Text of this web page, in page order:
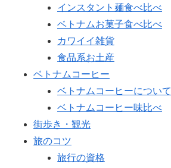
インスタント麺食べ比べ
ベトナムお菓子食べ比べ
カワイイ雑貨
食品系お土産
ベトナムコーヒー
ベトナムコーヒーについて
ベトナムコーヒー味比べ
街歩き・観光
旅のコツ
旅行の資格